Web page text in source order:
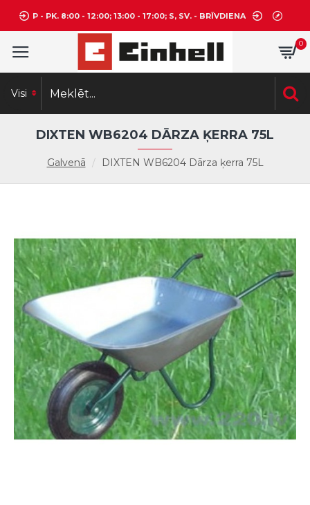
P - PK. 8:00 - 12:00; 13:00 - 17:00; S, SV. - BRĪVDIENA
0
Visi
Galvenā DIXTEN WB6204 Dārza ķerra 75L
DIXTEN WB6204 DĀRZA ĶERRA 75L